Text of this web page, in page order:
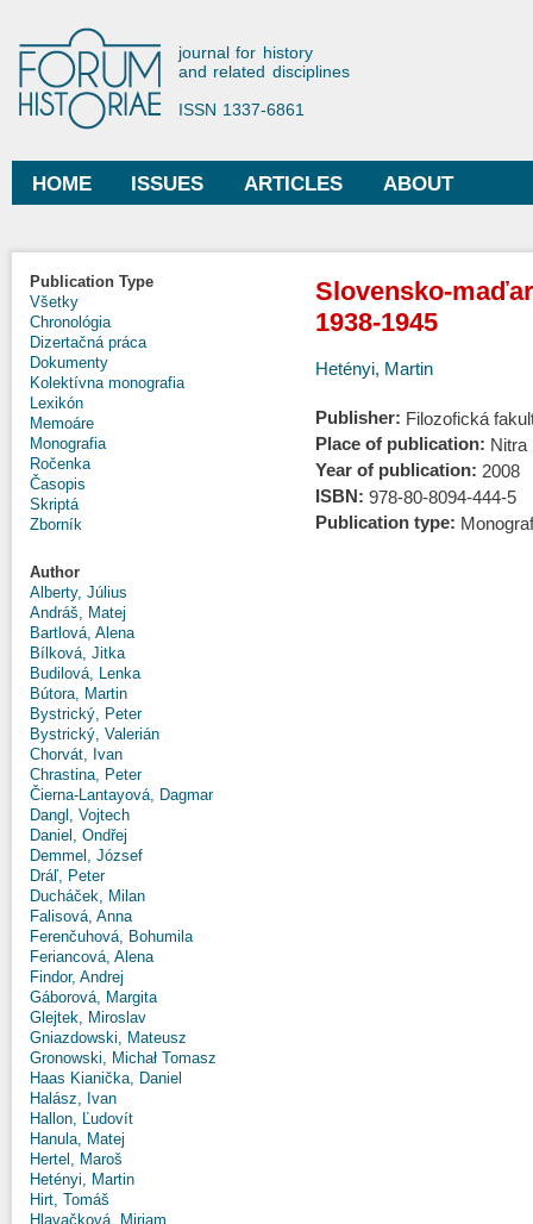
Forum Historiae
journal for history
and related disciplines
ISSN 1337-6861
Main menu
HOME ISSUES ARTICLES ABOUT
Publication Type
Všetky
Chronológia
Dizertačná práca
Dokumenty
Kolektívna monografia
Lexikón
Memoáre
Monografia
Ročenka
Časopis
Skriptá
Zborník
Author
Alberty, Július
Andráš, Matej
Bartlová, Alena
Bílková, Jitka
Budilová, Lenka
Bútora, Martin
Bystrický, Peter
Bystrický, Valerián
Chorvát, Ivan
Chrastina, Peter
Čierna-Lantayová, Dagmar
Dangl, Vojtech
Daniel, Ondřej
Demmel, József
Dráľ, Peter
Ducháček, Milan
Falisová, Anna
Ferenčuhová, Bohumila
Feriancová, Alena
Findor, Andrej
Gáborová, Margita
Glejtek, Miroslav
Gniazdowski, Mateusz
Gronowski, Michał Tomasz
Haas Kianička, Daniel
Halász, Ivan
Hallon, Ľudovít
Hanula, Matej
Hertel, Maroš
Hetényi, Martin
Hirt, Tomáš
Hlavačková, Miriam
Slovensko-
1938-1945
Hetényi, Martin
Publisher: Filozofická
Place of publication: Nitra
Year of publication: 2008
ISBN: 978-80-8094-444-5
Publication type: